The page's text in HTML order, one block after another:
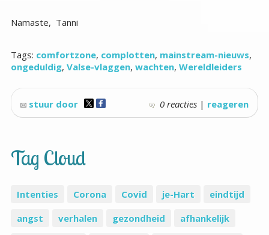
Namaste, Tanni
Tags: comfortzone, complotten, mainstream-nieuws,
ongeduldig, Valse-vlaggen, wachten, Wereldleiders
0 reacties | reageren
stuur door
Tag Cloud
Intenties Corona Covid je-Hart
eindtijd
angst
verhalen gezondheid
afhankelijk